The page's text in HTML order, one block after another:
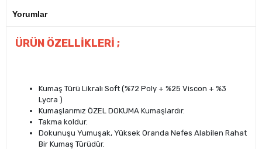
Yorumlar
ÜRÜN ÖZELLİKLERİ ;
Kumaş Türü Likralı Soft (%72 Poly + %25 Viscon + %3
Lycra )
Kumaşlarımız ÖZEL DOKUMA Kumaşlardır.
Takma koldur.
Dokunuşu Yumuşak, Yüksek Oranda Nefes Alabilen Rahat
Bir Kumaş Türüdür.